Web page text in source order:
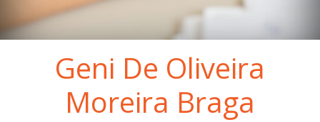
Geni De Oliveira
Moreira Braga